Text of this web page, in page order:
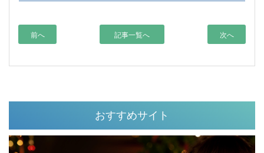
前へ 記事一覧へ 次へ
おすすめサイト